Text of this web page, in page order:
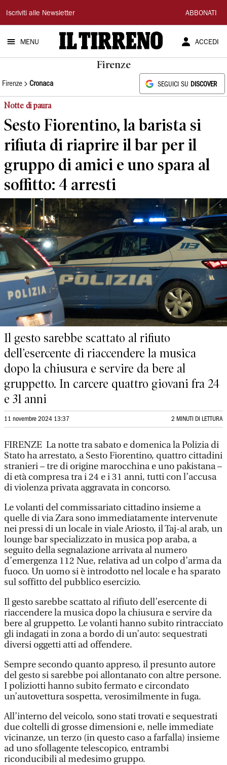
Il
Tirreno
Iscriviti alle Newsletter ABBONATI
MENU ACCEDI
Firenze
Firenze Cronaca SEGUICI SU DISCOVER
Notte di paura
Sesto Fiorentino, la barista si
rifiuta di riaprire il bar per il
gruppo di amici e uno spara al
soffitto: 4 arresti
Il gesto sarebbe scattato al rifiuto
dell’esercente di riaccendere la musica
dopo la chiusura e servire da bere al
gruppetto. In carcere quattro giovani fra 24
e 31 anni
11 novembre 2024 13:37 2 MINUTI DI LETTURA
FIRENZE La notte tra sabato e domenica la Polizia di
Stato ha arrestato, a Sesto Fiorentino, quattro cittadini
stranieri – tre di origine marocchina e uno pakistana –
di età compresa tra i 24 e i 31 anni, tutti con l’accusa
di violenza privata aggravata in concorso.
Le volanti del commissariato cittadino insieme a
quelle di via Zara sono immediatamente intervenute
nei pressi di un locale in viale Ariosto, il Taj-al arab, un
lounge bar specializzato in musica pop araba, a
seguito della segnalazione arrivata al numero
d’emergenza 112 Nue, relativa ad un colpo d’arma da
fuoco. Un uomo si è introdotto nel locale e ha sparato
sul soffitto del pubblico esercizio.
Il gesto sarebbe scattato al rifiuto dell’esercente di
riaccendere la musica dopo la chiusura e servire da
bere al gruppetto. Le volanti hanno subito rintracciato
gli indagati in zona a bordo di un’auto: sequestrati
diversi oggetti atti ad offendere.
Sempre secondo quanto appreso, il presunto autore
del gesto si sarebbe poi allontanato con altre persone.
I poliziotti hanno subito fermato e circondato
un’autovettura sospetta, verosimilmente in fuga.
All’interno del veicolo, sono stati trovati e sequestrati
due coltelli di grosse dimensioni e, nelle immediate
vicinanze, un terzo (in questo caso a farfalla) insieme
ad uno sfollagente telescopico, entrambi
riconducibili al medesimo gruppo.